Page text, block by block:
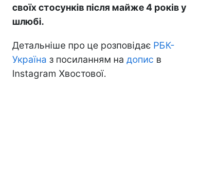
своїх стосунків після майже 4 років у
шлюбі.
Детальніше про це розповідає РБК-
Україна з посиланням на допис в
Instagram Хвостової.